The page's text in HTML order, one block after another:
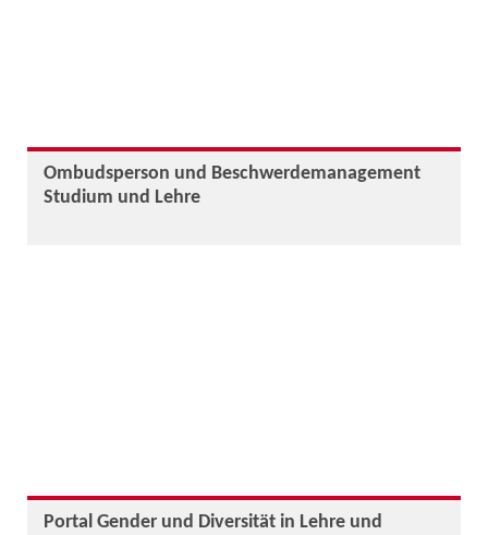
Ombudsperson und Beschwerdemanagement
Studium und Lehre
Portal Gender und Diversität in Lehre und